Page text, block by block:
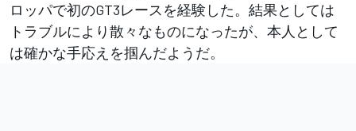
ロッパで初のGT3レースを経験した。結果としては
トラブルにより散々なものになったが、本人として
は確かな手応えを掴んだようだ。